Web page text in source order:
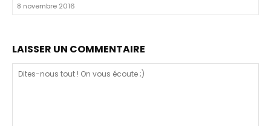
8 novembre 2016
LAISSER UN COMMENTAIRE